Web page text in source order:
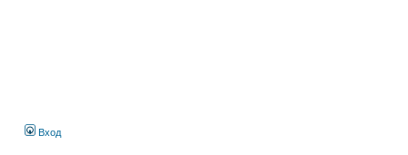
Вход